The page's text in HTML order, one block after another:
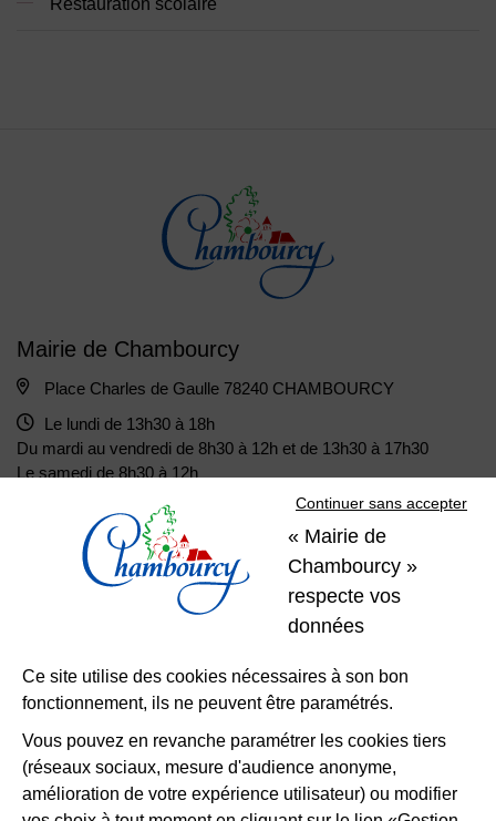
Mairie de Chambourcy
Place Charles de Gaulle 78240 CHAMBOURCY
Le lundi de 13h30 à 18h
Du mardi au vendredi de 8h30 à 12h et de 13h30 à 17h30
Le samedi de 8h30 à 12h
01 39 22 31 31 Nous contacter
Restons
connectés
Télécharger l’application
Nous suivre
Facebook
Instagram
LinkedIn
Continuer sans accepter
« Mairie de
Chambourcy »
respecte vos
données
Ce site utilise des cookies nécessaires à son bon
fonctionnement, ils ne peuvent être paramétrés.
Vous pouvez en revanche paramétrer les cookies tiers
(réseaux sociaux, mesure d'audience anonyme,
amélioration de votre expérience utilisateur) ou modifier